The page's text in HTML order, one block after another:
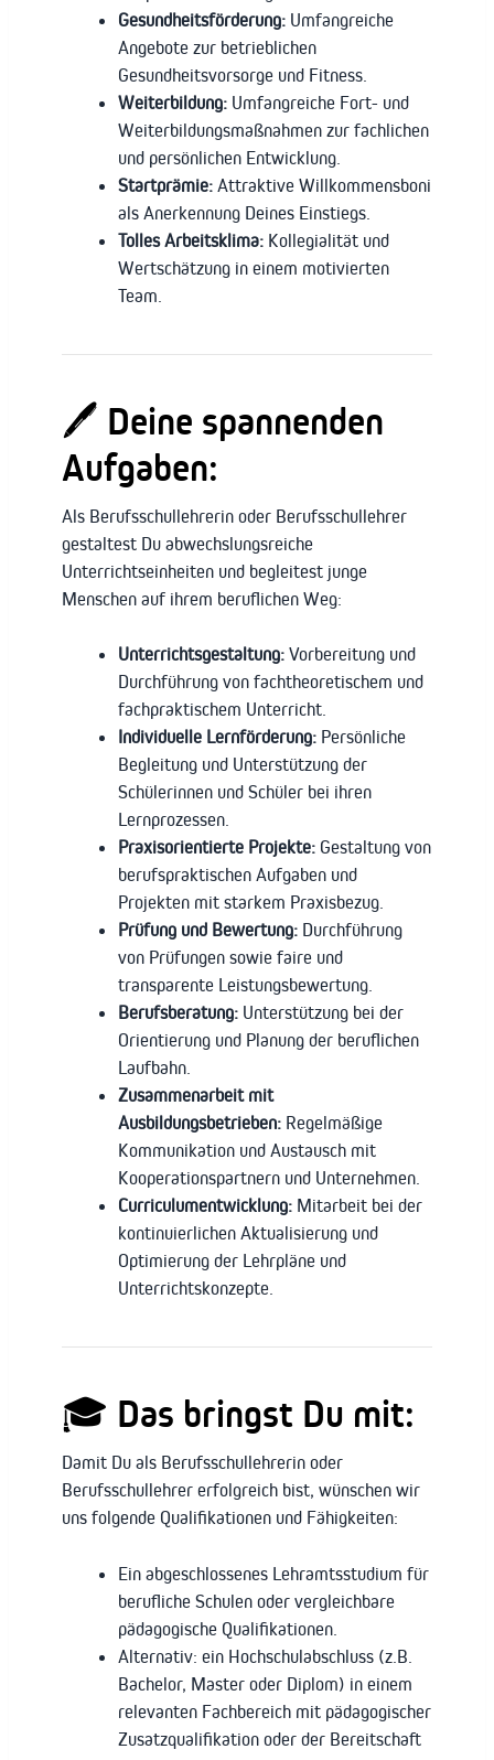
Gesundheitsförderung: Umfangreiche
Angebote zur betrieblichen
Gesundheitsvorsorge und Fitness.
Weiterbildung: Umfangreiche Fort- und
Weiterbildungsmaßnahmen zur fachlichen
und persönlichen Entwicklung.
Startprämie: Attraktive Willkommensboni
als Anerkennung Deines Einstiegs.
Tolles Arbeitsklima: Kollegialität und
Wertschätzung in einem motivierten
Team.
🖊️ Deine spannenden
Aufgaben:
Als Berufsschullehrerin oder Berufsschullehrer
gestaltest Du abwechslungsreiche
Unterrichtseinheiten und begleitest junge
Menschen auf ihrem beruflichen Weg:
Unterrichtsgestaltung: Vorbereitung und
Durchführung von fachtheoretischem und
fachpraktischem Unterricht.
Individuelle Lernförderung: Persönliche
Begleitung und Unterstützung der
Schülerinnen und Schüler bei ihren
Lernprozessen.
Praxisorientierte Projekte: Gestaltung von
berufspraktischen Aufgaben und
Projekten mit starkem Praxisbezug.
Prüfung und Bewertung: Durchführung
von Prüfungen sowie faire und
transparente Leistungsbewertung.
Berufsberatung: Unterstützung bei der
Orientierung und Planung der beruflichen
Laufbahn.
Zusammenarbeit mit
Ausbildungsbetrieben: Regelmäßige
Kommunikation und Austausch mit
Kooperationspartnern und Unternehmen.
Curriculumentwicklung: Mitarbeit bei der
kontinuierlichen Aktualisierung und
Optimierung der Lehrpläne und
Unterrichtskonzepte.
🎓 Das bringst Du mit:
Damit Du als Berufsschullehrerin oder
Berufsschullehrer erfolgreich bist, wünschen wir
uns folgende Qualifikationen und Fähigkeiten:
Ein abgeschlossenes Lehramtsstudium für
berufliche Schulen oder vergleichbare
pädagogische Qualifikationen.
Alternativ: ein Hochschulabschluss (z.B.
Bachelor, Master oder Diplom) in einem
relevanten Fachbereich mit pädagogischer
Zusatzqualifikation oder der Bereitschaft